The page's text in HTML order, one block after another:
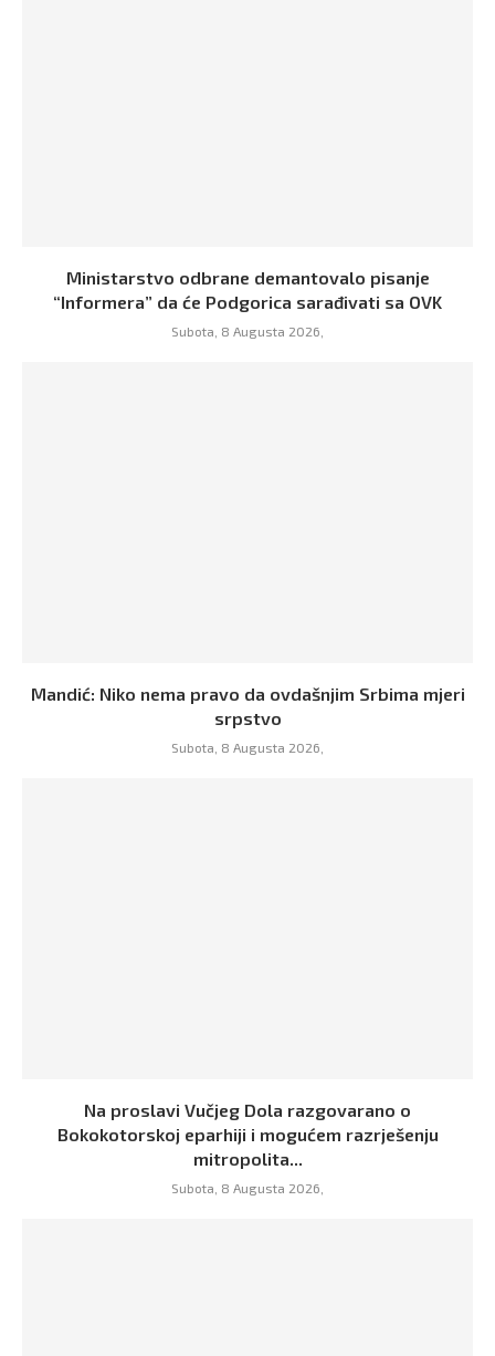
Ministarstvo odbrane demantovalo pisanje
“Informera” da će Podgorica sarađivati sa OVK
Subota, 8 Augusta 2026,
Mandić: Niko nema pravo da ovdašnjim Srbima mjeri
srpstvo
Subota, 8 Augusta 2026,
Na proslavi Vučjeg Dola razgovarano o
Bokokotorskoj eparhiji i mogućem razrješenju
mitropolita...
Subota, 8 Augusta 2026,